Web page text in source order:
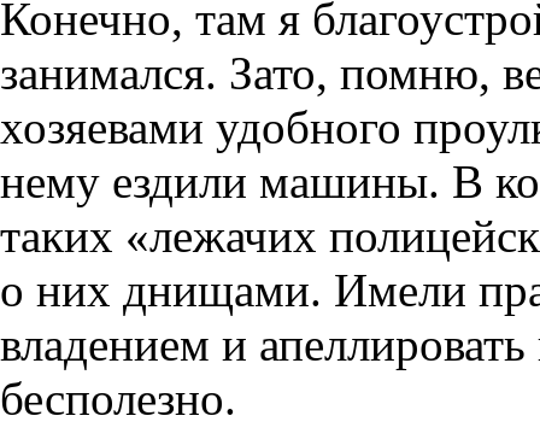
Конечно, там я
занимался. Зато, помню,
хозяевами удобного
нему ездили машины. В
таких «лежачих
о них днищами. Имели
владением и
бесполезно.